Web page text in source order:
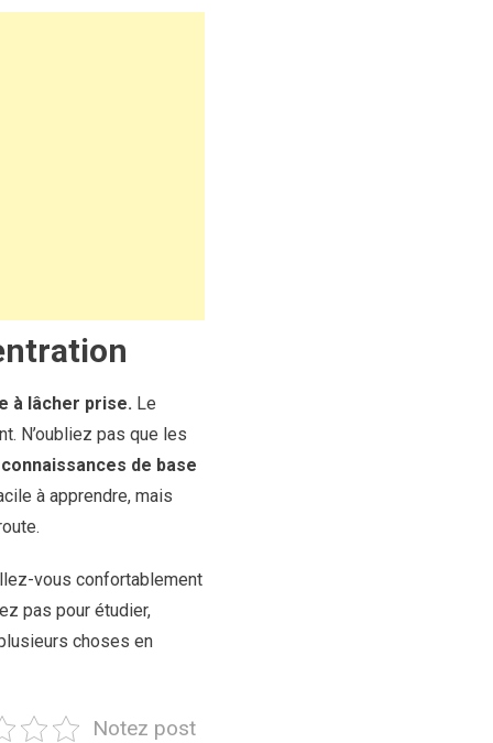
à lâcher prise. Le
N’oubliez pas que les
connaissances de base
à apprendre, mais
vous confortablement
pas pour étudier,
choses en
Notez post